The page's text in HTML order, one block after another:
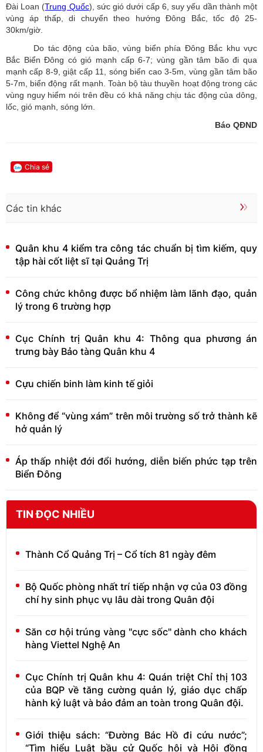
Đài Loan (Trung Quốc), sức gió dưới cấp 6, suy yếu dần thành một
vùng áp thấp, di chuyển theo hướng Đông Bắc, tốc độ 25-
30km/giờ.
Do tác động của bão, vùng biển phía Đông Bắc khu vực
Bắc Biển Đông có gió mạnh cấp 6-7; vùng gần tâm bão đi qua
mạnh cấp 8-9, giật cấp 11, sóng biển cao 3-5m, vùng gần tâm bão
5-7m, biển động rất mạnh. Toàn bộ tàu thuyền hoạt động trong các
vùng nguy hiểm nói trên đều có khả năng chịu tác động của dông,
lốc, gió mạnh, sóng lớn.
Báo QĐND
Chia sẻ
Các tin khác
Quân khu 4 kiểm tra công tác chuẩn bị tìm kiếm, quy
tập hài cốt liệt sĩ tại Quảng Trị
Công chức không được bổ nhiệm làm lãnh đạo, quản
lý trong 6 trường hợp
Cục Chính trị Quân khu 4: Thông qua phương án
trưng bày Bảo tàng Quân khu 4
Cựu chiến binh làm kinh tế giỏi
Không để “vùng xám” trên môi trường số trở thành kẽ
hở quản lý
Áp thấp nhiệt đới đổi hướng, diễn biến phức tạp trên
Biển Đông
TIN ĐỌC NHIỀU
Thành Cổ Quảng Trị – Cổ tích 81 ngày đêm
Bộ Quốc phòng nhất trí tiếp nhận vợ của 03 đồng
chí hy sinh phục vụ lâu dài trong Quân đội
Săn cơ hội trúng vàng "cực sốc" dành cho khách
hàng Viettel Nghệ An
Cục Chính trị Quân khu 4: Quán triệt Chỉ thị 103
của BQP về tăng cường quản lý, giáo dục chấp
hành kỷ luật và bảo đảm an toàn trong Quân đội.
Giới thiệu sách: “Đường Bác Hồ đi cứu nước”;
“Tìm hiểu Luật bầu cử Quốc hội và Hội đồng